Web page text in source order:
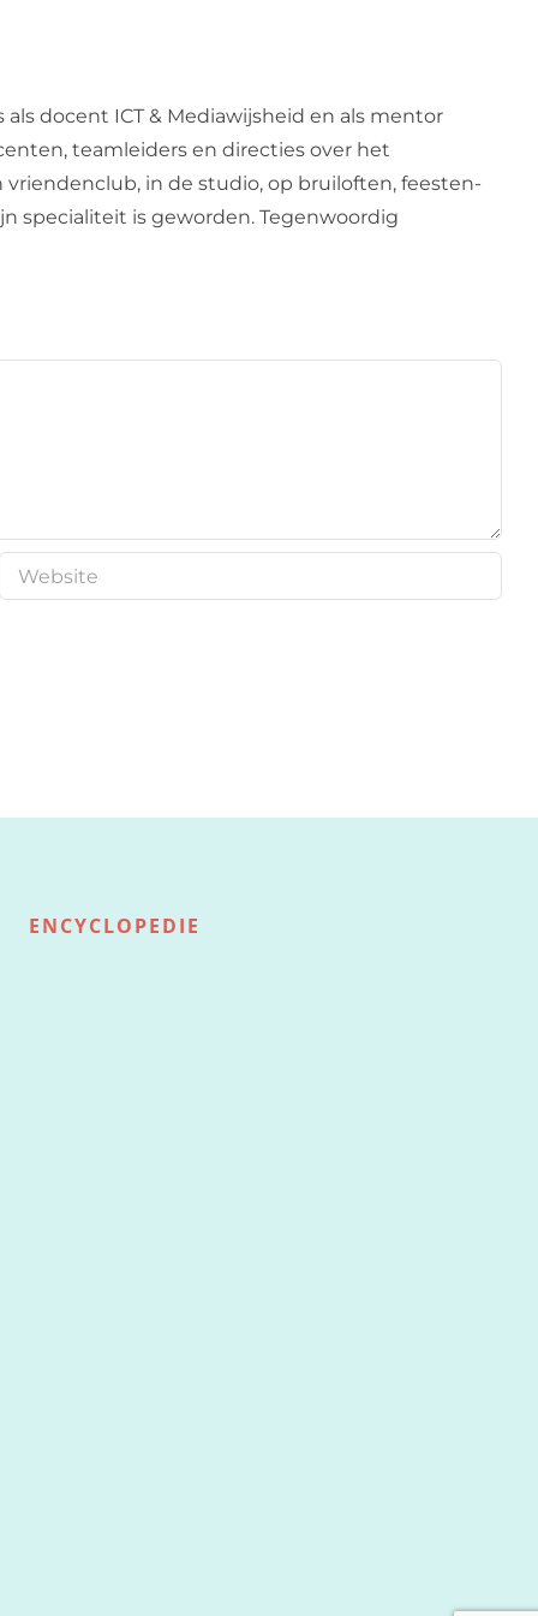
docent ICT & Mediawijsheid en als mentor
teamleiders en directies over het
in de studio, op bruiloften, feesten-
specialiteit is geworden. Tegenwoordig
ENCYCLOPEDIE